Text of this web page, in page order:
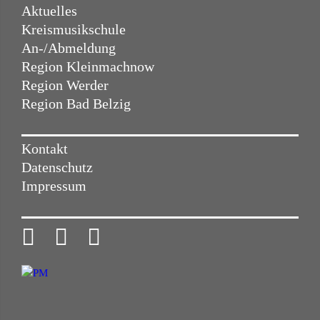
Aktuelles
Kreismusikschule
An-/Abmeldung
Region Kleinmachnow
Region Werder
Region Bad Belzig
Kontakt
Datenschutz
Impressum
  